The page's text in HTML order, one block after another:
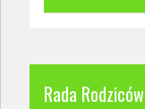
Rada Rodziców